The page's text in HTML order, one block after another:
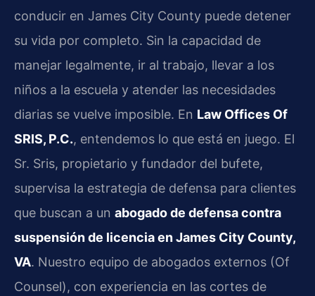
conducir en James City County puede detener
su vida por completo. Sin la capacidad de
manejar legalmente, ir al trabajo, llevar a los
niños a la escuela y atender las necesidades
diarias se vuelve imposible. En Law Offices Of
SRIS, P.C., entendemos lo que está en juego. El
Sr. Sris, propietario y fundador del bufete,
supervisa la estrategia de defensa para clientes
que buscan a un abogado de defensa contra
suspensión de licencia en James City County,
VA. Nuestro equipo de abogados externos (Of
Counsel), con experiencia en las cortes de